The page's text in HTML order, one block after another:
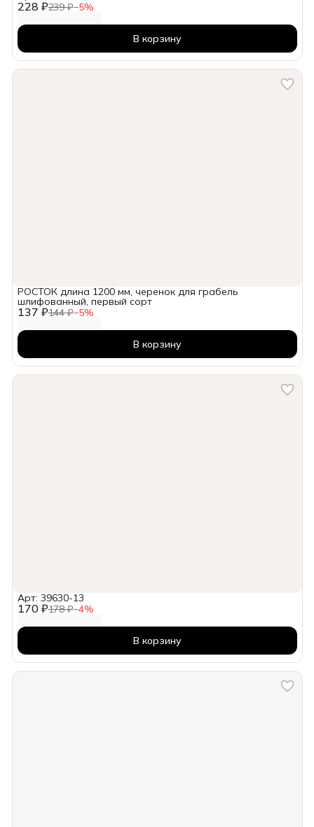
228 ₽239 ₽−5%
В корзину
137 ₽144 ₽−5%
РОСТОК длина 1200 мм, черенок для грабель
шлифованный, первый сорт
В корзину
170 ₽178 ₽−4%
Арт: 39630-13
В корзину